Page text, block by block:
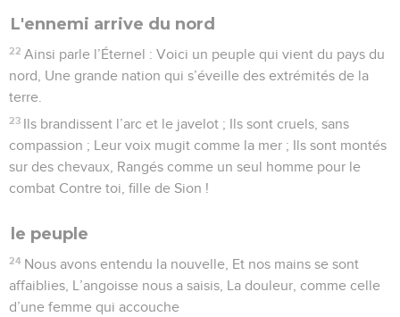
L'ennemi arrive du nord
22 Ainsi parle l’Éternel : Voici un peuple qui vient du pays du
nord, Une grande nation qui s’éveille des extrémités de la
terre.
23 Ils brandissent l’arc et le javelot ; Ils sont cruels, sans
compassion ; Leur voix mugit comme la mer ; Ils sont montés
sur des chevaux, Rangés comme un seul homme pour le
combat Contre toi, fille de Sion !
le peuple
24 Nous avons entendu la nouvelle, Et nos mains se sont
affaiblies, L’angoisse nous a saisis, La douleur, comme celle
d’une femme qui accouche